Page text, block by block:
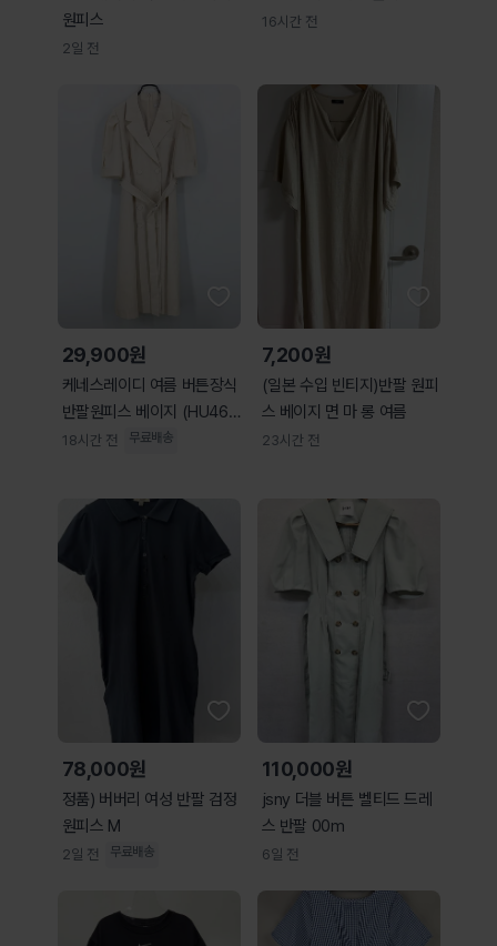
원피스
2일 전
16시간 전
29,900원
케네스레이디 여름 버튼장식
반팔원피스 베이지 (HU462
62)
18시간 전 무료배송
7,200원
(일본 수입 빈티지)반팔 원피
스 베이지 면 마 롱 여름
23시간 전
78,000원
정품) 버버리 여성 반팔 검정
원피스 M
2일 전 무료배송
110,000원
jsny 더블 버튼 벨티드 드레
스 반팔 00m
6일 전